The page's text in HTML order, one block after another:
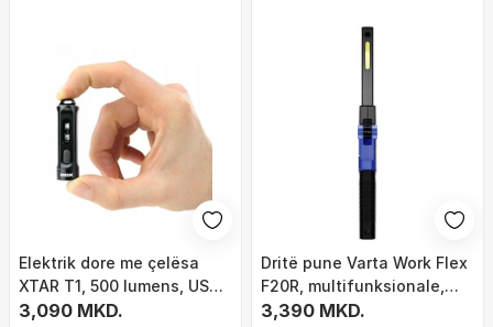
Elektrik dore me çelësa
XTAR T1, 500 lumens, USB
C, shumëngjyrësh
3,090 MKD.
Dritë pune Varta Work Flex
F20R, multifunksionale,
100 lumens, e zezë
3,390 MKD.